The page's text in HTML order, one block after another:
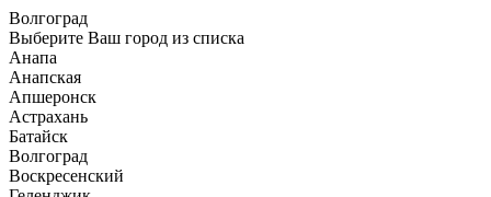
Волгоград
Выберите Ваш город из списка
Анапа
Анапская
Апшеронск
Астрахань
Батайск
Волгоград
Воскресенский